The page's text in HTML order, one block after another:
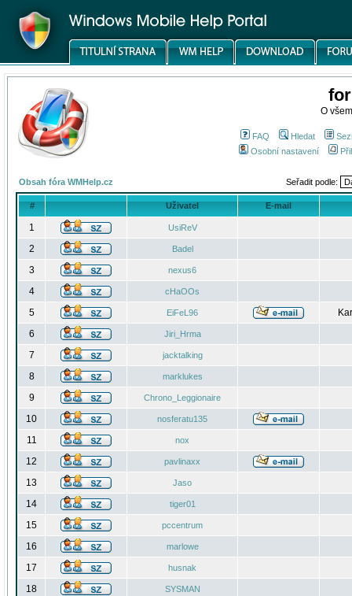
O
FAQ Hledat
Osobní nastavení
Obsah fóra WMHelp.cz Seřadit podle:
# Uživatel E-mail
1 UsiReV
2 Badel
3 nexus6
4 cHaOOs
5 EiFeL96
6
Jiri_Hrma
7 jacktalking
8 marklukes
9 Chrono_Leggionaire
10 nosferatu135
11 nox
12 pavlinaxx
13 Jaso
14 tiger01
15 pccentrum
16 marlowe
17 husnak
18 SYSMAN